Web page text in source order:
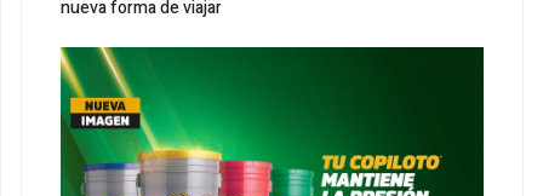
nueva forma de viajar